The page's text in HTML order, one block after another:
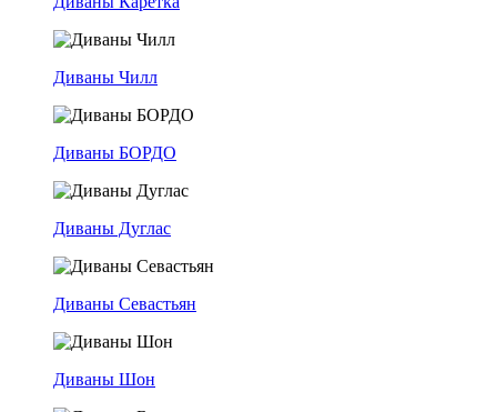
Диваны Чилл
Диваны БОРДО
Диваны Дуглас
Диваны Севастьян
Диваны Шон